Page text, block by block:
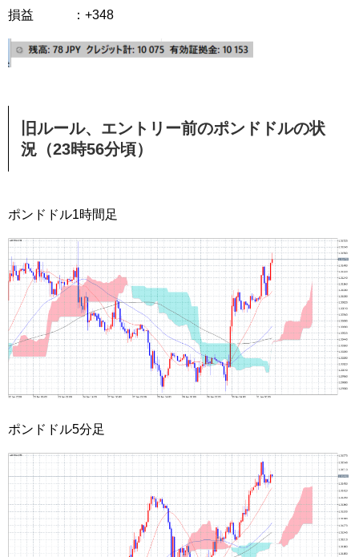
損益 ：+348
旧ルール、エントリー前のポンドドルの状
況（23時56分頃）
ポンドドル1時間足
ポンドドル5分足